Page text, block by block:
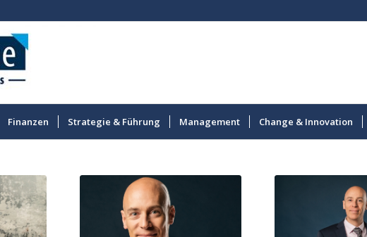
Finanzen Strategie & Führung Management Change & Innovation